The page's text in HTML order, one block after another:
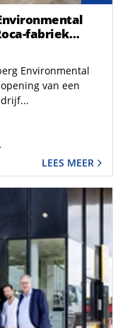
fabriek
Environmental
van een
LEES MEER